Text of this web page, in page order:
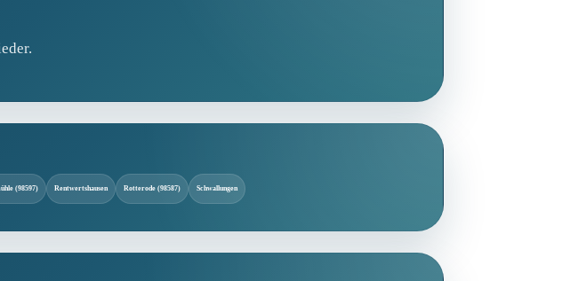
(98597) Rentwertshausen Rotterode (98587) Schwallungen